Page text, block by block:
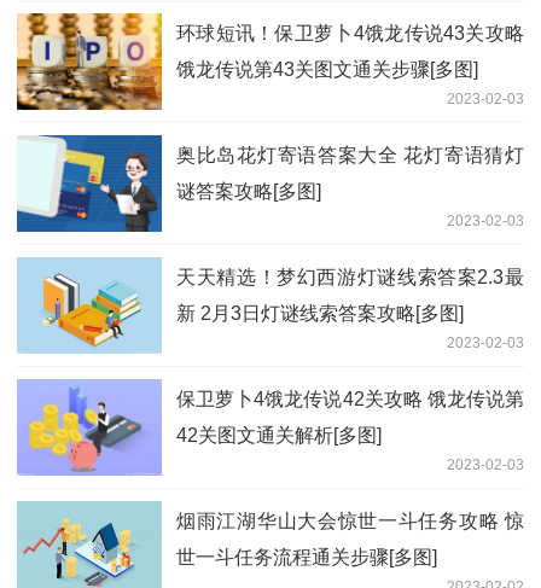
环球短讯！保卫萝卜4饿龙传说43关攻略
饿龙传说第43关图文通关步骤[多图]
2023-02-03
奥比岛花灯寄语答案大全 花灯寄语猜灯
谜答案攻略[多图]
2023-02-03
天天精选！梦幻西游灯谜线索答案2.3最
新 2月3日灯谜线索答案攻略[多图]
2023-02-03
保卫萝卜4饿龙传说42关攻略 饿龙传说第
42关图文通关解析[多图]
2023-02-03
烟雨江湖华山大会惊世一斗任务攻略 惊
世一斗任务流程通关步骤[多图]